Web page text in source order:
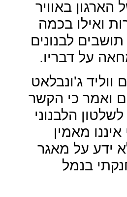
הארגון באוויר
ואילו בכמה
לבנונים
על דבריו.
ווליד ג'ונבלאט
ואמר כי הקשר
הלבנוני
מאמין
ידע על מאגר
בנמל